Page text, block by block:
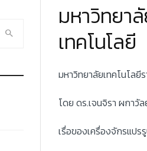
มหาวิทยา
เทคโนโลยี
มหาวิทยาลัยเทคโนโลยี
โดย ดร.เจนจิรา ผกาวั
เรื่อของเครื่องจักรแป